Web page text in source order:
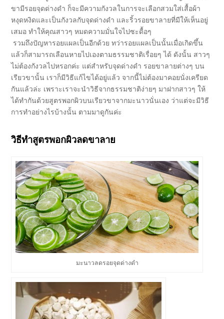
ขามีรอยจุดด่างดำ ก็จะมีความกังวลในการจะเลือกสวมใส่เสื้อผ้า
หงุดหงิดและเป็นกังวลกับจุดด่างดำ และริ้วรอยขาลายที่มีให้เห็นอยู่
เสมอ ทำให้คุณสาวๆ หมดความมั่นใจไปซะดื้อๆ
รวมถึงปัญหารอยแผลเป็นอีกด้วย ทว่ารอยแผลเป็นนั้นเมื่อเกิดขึ้น
แล้วก็สามารถเลือนหายไปเองตามธรรมชาติเรื่อยๆ ได้ ดังนั้น สาวๆ
ไม่ต้องกังวลไปหรอกค่ะ แต่สำหรับจุดด่างดำ รอยขาลายต่างๆ บน
เรียวขานั้น เราก็มีวิธีแก้ไขได้อยู่แล้ว จากนี้ไม่ต้องมาคอยนั่งเครียด
กันแล้วล่ะ เพราะเราจะนำวิธีจากธรรมชาติง่ายๆ มาฝากสาวๆ ให้
ได้ทำกันด้วยสูตรพอกผิวบนเรียวขาจากมะนาวนั่นเอง ว่าแต่จะมีวิธี
การทำอย่างไรบ้างนั้น ตามมาดูกันค่ะ
วิธีทำสูตรพอกผิวลดขาลาย
มะนาวลดรอยจุดด่างดำ